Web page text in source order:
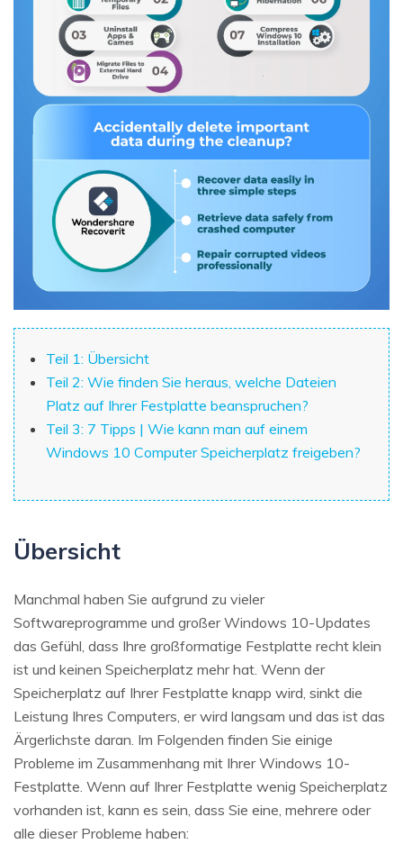
Teil 1: Übersicht
Teil 2: Wie finden Sie heraus, welche Dateien
Platz auf Ihrer Festplatte beanspruchen?
Teil 3: 7 Tipps | Wie kann man auf einem
Windows 10 Computer Speicherplatz freigeben?
Übersicht
Manchmal haben Sie aufgrund zu vieler
Softwareprogramme und großer Windows 10-Updates
das Gefühl, dass Ihre großformatige Festplatte recht klein
ist und keinen Speicherplatz mehr hat. Wenn der
Speicherplatz auf Ihrer Festplatte knapp wird, sinkt die
Leistung Ihres Computers, er wird langsam und das ist das
Ärgerlichste daran. Im Folgenden finden Sie einige
Probleme im Zusammenhang mit Ihrer Windows 10-
Festplatte. Wenn auf Ihrer Festplatte wenig Speicherplatz
vorhanden ist, kann es sein, dass Sie eine, mehrere oder
alle dieser Probleme haben: